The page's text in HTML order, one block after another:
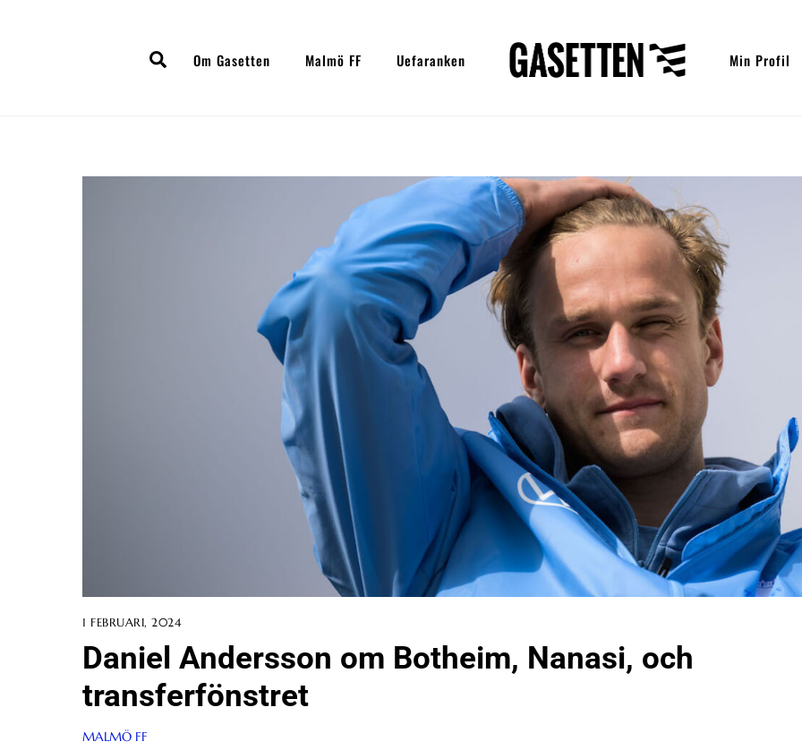
SearchOm Gasetten Malmö FF Uefaranken Min Profil
1 FEBRUARI, 2024
Daniel Andersson om Botheim, Nanasi, och
transferfönstret
MALMÖ FF